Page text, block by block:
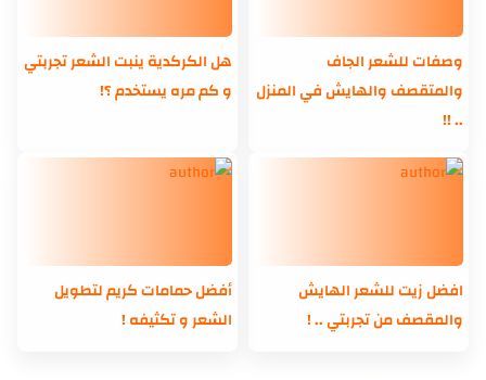
وصفات للشعر الجاف
والمتقصف والهايش في المنزل
.. !!
هل الكركدية ينبت الشعر تجربتي
و كم مره يستخدم ؟!
افضل زيت للشعر الهايش
والمقصف من تجربتي .. !
أفضل حمامات كريم لتطويل
الشعر و تكثيفه !